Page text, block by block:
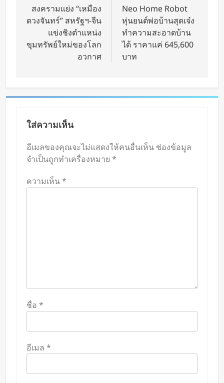
สงครามแย่ง “เหมือง
ดวงจันทร์” สหรัฐฯ-จีน
แข่งชิงตำแหน่ง
ขุมทรัพย์ใหม่ของโลก
อวกาศ
Neo Home Robot
หุ่นยนต์พ่อบ้านสุดเจ๋ง
ทำความสะอาดบ้าน
ได้ ราคาแค่ 645,600
บาท
ใส่ความเห็น
อีเมลของคุณจะไม่แสดงให้คนอื่นเห็น ช่องข้อมูล
จำเป็นถูกทำเครื่องหมาย *
ความเห็น*
ชื่อ *
อีเมล *